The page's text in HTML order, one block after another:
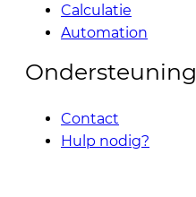
Calculatie
Automation
Ondersteuning
Contact
Hulp nodig?